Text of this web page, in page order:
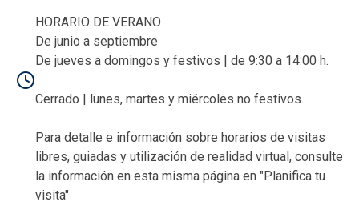
HORARIO DE VERANO
De junio a septiembre
De jueves a domingos y festivos | de 9:30 a 14:00 h.
Cerrado | lunes, martes y miércoles no festivos.
Para detalle e información sobre horarios de visitas
libres, guiadas y utilización de realidad virtual, consulte
la información en esta misma página en "Planifica tu
visita"